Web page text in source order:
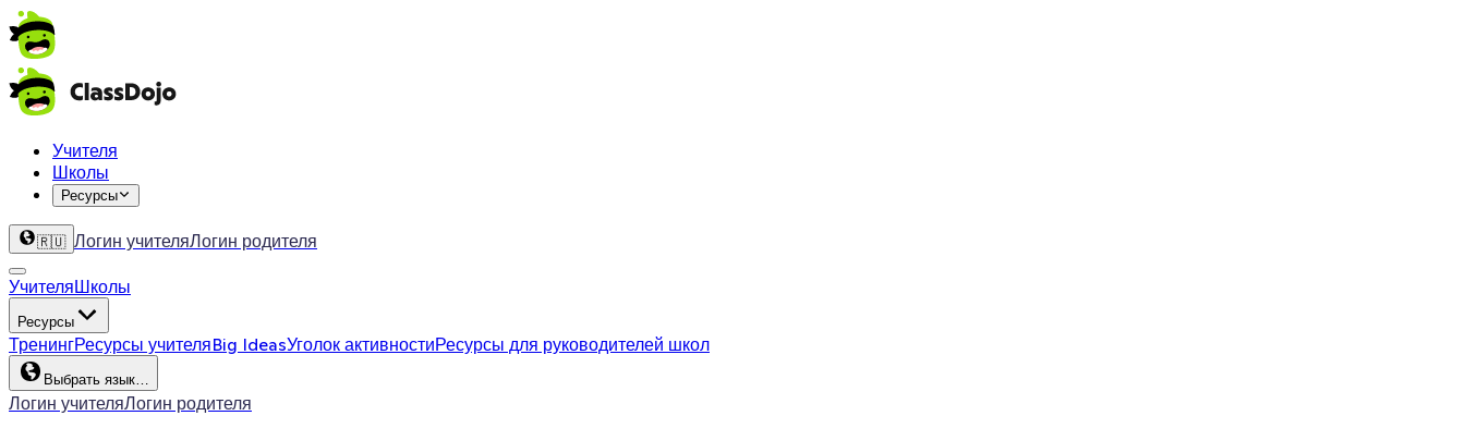
Учителя
Школы
Ресурсы
🇷🇺 Логин учителяЛогин родителя
УчителяШколы
Ресурсы
ТренингРесурсы учителяBig IdeasУголок активностиРесурсы для руководителей школ
Выбрать язык…
Логин учителяЛогин родителя